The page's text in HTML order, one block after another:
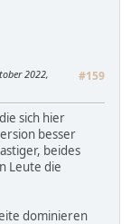
#159
2022,
sich hier
besser
beides
Leute die
dominieren